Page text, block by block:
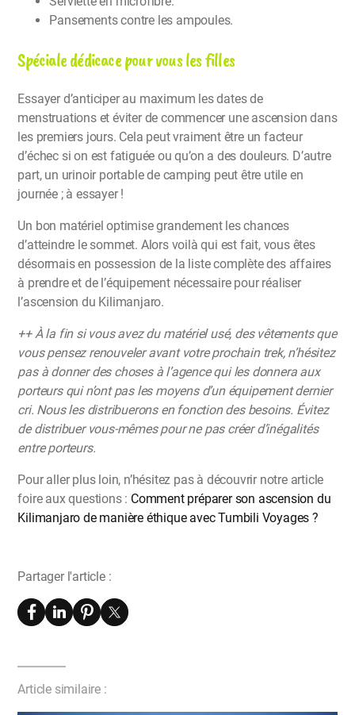
Pansements contre les ampoules.
Spéciale dédicace pour vous les filles
Essayer d’anticiper au maximum les dates de
menstruations et éviter de commencer une ascension dans
les premiers jours. Cela peut vraiment être un facteur
d’échec si on est fatiguée ou qu’on a des douleurs. D’autre
part, un urinoir portable de camping peut être utile en
journée ; à essayer !
Un bon matériel optimise grandement les chances
d’atteindre le sommet. Alors voilà qui est fait, vous êtes
désormais en possession de la liste complète des affaires
à prendre et de l’équipement nécessaire pour réaliser
l’ascension du Kilimanjaro.
++ À la fin si vous avez du matériel usé, des vêtements que
vous pensez renouveler avant votre prochain trek, n’hésitez
pas à donner des choses à l’agence qui les donnera aux
porteurs qui n’ont pas les moyens d’un équipement dernier
cri. Nous les distribuerons en fonction des besoins. Évitez
de distribuer vous-mêmes pour ne pas créer d’inégalités
entre porteurs.
Pour aller plus loin, n’hésitez pas à découvrir notre article
foire aux questions : Comment préparer son ascension du
Kilimanjaro de manière éthique avec Tumbili Voyages ?
Partager l'article :
Article similaire :